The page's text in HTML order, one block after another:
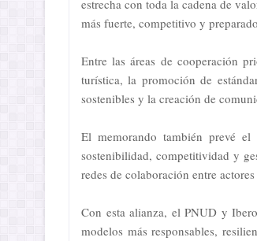
estrecha con toda la cadena de
más fuerte, competitivo y
Entre las áreas de cooperación
turística, la promoción de
sostenibles y la creación de
El memorando también prevé
sostenibilidad, competitividad y
redes de colaboración entre
Con esta alianza, el PNUD y
modelos más responsables,